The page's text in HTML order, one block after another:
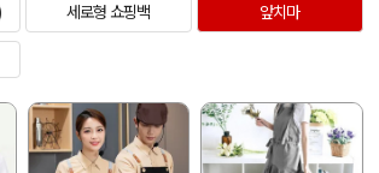
세로형 쇼핑백 앞치마